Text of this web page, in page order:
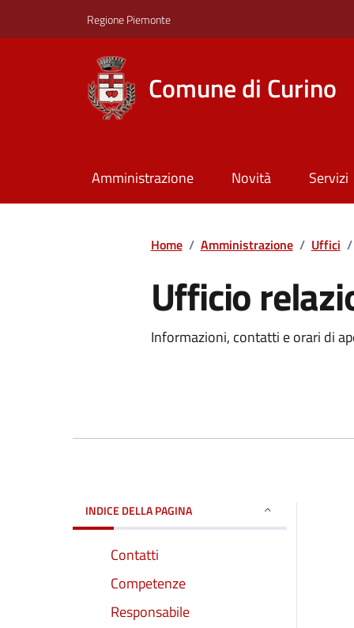
Regione Piemonte
Comune di Curino
Amministrazione Novità Servizi
Home / Amministrazione / Uffici /
Ufficio
Informazioni, contatti e orari di
INDICE DELLA PAGINA
Contatti
Competenze
Responsabile